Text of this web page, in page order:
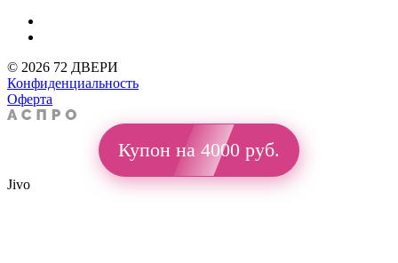
© 2026 72 ДВЕРИ
Конфиденциальность
Оферта
Купон на 4000 руб.
Jivo